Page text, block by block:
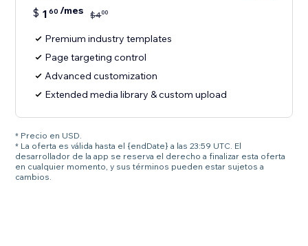
$ 1 60 /mes $400
Premium industry templates
Page targeting control
Advanced customization
Extended media library & custom upload
* Precio en USD.
* La oferta es válida hasta el {endDate} a las 23:59 UTC. El
desarrollador de la app se reserva el derecho a finalizar esta oferta
en cualquier momento, y sus términos pueden estar sujetos a
cambios.